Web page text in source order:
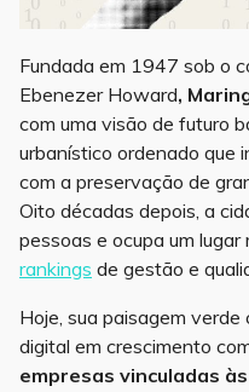
Fundada em 1947 sob o
Ebenezer Howard,
com uma visão de futuro
urbanístico ordenado que
com a preservação de
Oito décadas depois, a
pessoas e ocupa um lugar
rankings de gestão e
Hoje, sua paisagem
digital em crescimento
empresas vinculadas